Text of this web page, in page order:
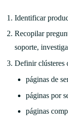
Identificar
Recopilar
soporte,
Definir clústeres
páginas de
páginas por
páginas